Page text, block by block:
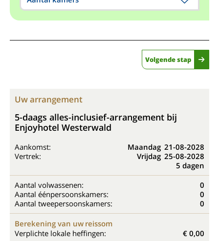
Volgende stap
Uw arrangement
5-daags alles-inclusief-arrangement bij
Enjoyhotel Westerwald
Aankomst: Maandag 21-08-2028
Vertrek:
Vrijdag 25-08-2028
5 dagen
Aantal volwassenen:
0
Aantal éénpersoonskamers:
0
Aantal tweepersoonskamers:
0
Berekening van uw reissom
Verplichte lokale heffingen:
€ 0,00